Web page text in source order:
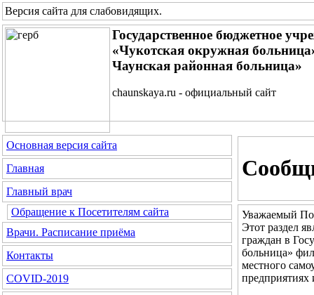
Версия сайта для слабовидящих.
Государственное бюджетное
«Чукотская окружная
Чаунская районная больница»
chaunskaya.ru - официальный сайт
Основная версия сайта
Главная
Главный врач
Обращение к Посетителям сайта
Врачи. Расписание приёма
Контакты
COVID-2019
Уважаемый
Этот раздел
граждан в
больница»
местного
предприятиях